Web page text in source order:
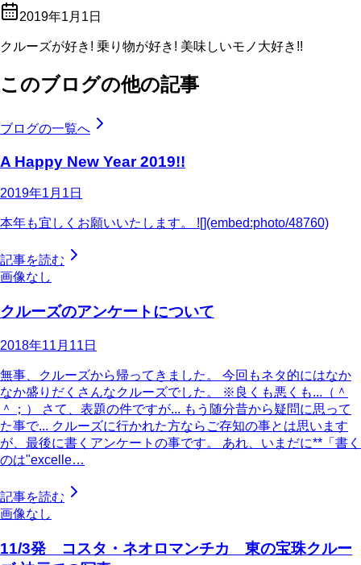
2019年1月1日
クルーズが好き! 乗り物が好き! 美味しいモノ大好き!!
このブログの他の記事
ブログの一覧へ
A Happy New Year 2019!!
2019年1月1日
本年も宜しくお願いいたします。 ![](embed:photo/48760)
記事を読む
画像なし
クルーズのアンケートについて
2018年11月11日
無事、クルーズから帰ってきました。 今回もネタ的にはなか
なか盛りだくさんなクルーズでした。 ※良くも悪くも...（＾
＾；） さて、表題の件ですが... もう随分昔から疑問に思って
た事で... クルーズに行かれた方ならご存知の事とは思います
が、最後に書くアンケートの事です。 あれ、いまだに**「書く
のは"excelle…
記事を読む
画像なし
11/3発 コスタ・ネオロマンチカ 東の宝珠クルー